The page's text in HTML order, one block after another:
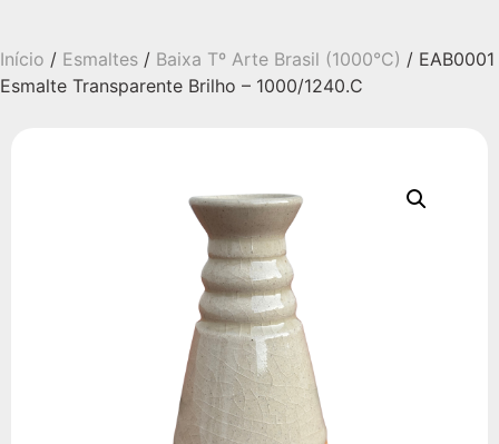
Início / Esmaltes / Baixa Tº Arte Brasil (1000°C) / EAB0001
Esmalte Transparente Brilho – 1000/1240.C